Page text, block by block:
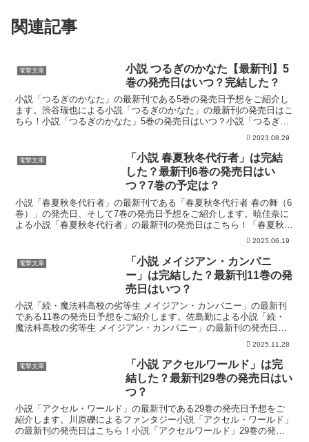
関連記事
電撃文庫
小説 つるぎのかなた【最新刊】5
巻の発売日はいつ？完結した？
小説「つるぎのかなた」の最新刊である5巻の発売日予想をご紹介し
ます。渋谷瑞也による小説「つるぎのかなた」の最新刊の発売日はこ
ちら！小説「つるぎのかなた」5巻の発売日はいつ？小説「つるぎの
2023.08.29
電撃文庫
「小説 春夏秋冬代行者」は完結
した？最新刊6巻の発売日はい
つ？7巻の予定は？
小説「春夏秋冬代行者」の最新刊である「春夏秋冬代行者 春の舞（6
巻）」の発売日、そして7巻の発売日予想をご紹介します。暁佳奈に
よる小説「春夏秋冬代行者」の最新刊の発売日はこちら！「春夏秋冬
2025.06.19
電撃文庫
「小説 メイジアン・カンパニ
ー」は完結した？最新刊11巻の発
売日はいつ？
小説「続・魔法科高校の劣等生 メイジアン・カンパニー」の最新刊
である11巻の発売日予想をご紹介します。佐島勤による小説「続・
魔法科高校の劣等生 メイジアン・カンパニー」の最新刊の発売日、
今すぐお得に読む方法はこちら！「メイジアン・カンパニー...2025.11.28
電撃文庫
「小説 アクセルワールド」は完
結した？最新刊29巻の発売日はい
つ？
小説「アクセル・ワールド」の最新刊である29巻の発売日予想をご
紹介します。川原礫によるファンタジー小説「アクセル・ワールド」
の最新刊の発売日はこちら！小説「アクセルワールド」29巻の発売